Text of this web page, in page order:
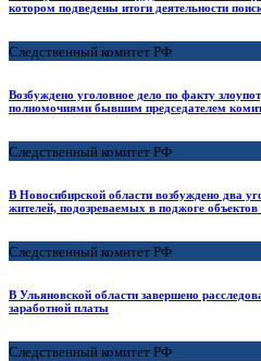
котором подведены итоги деятельности
Следственный комитет РФ
Возбуждено уголовное дело по факту
полномочиями бывшим председателем
Следственный комитет РФ
В Новосибирской области возбуждено два
жителей, подозреваемых в поджоге объектов
Следственный комитет РФ
В Ульяновской области завершено
заработной платы
Следственный комитет РФ